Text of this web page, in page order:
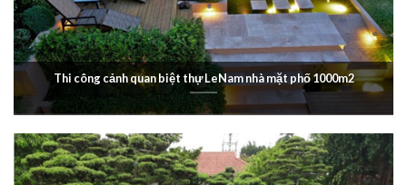
Thi công cảnh quan biệt thự LeNam nhà mặt phố 1000m2